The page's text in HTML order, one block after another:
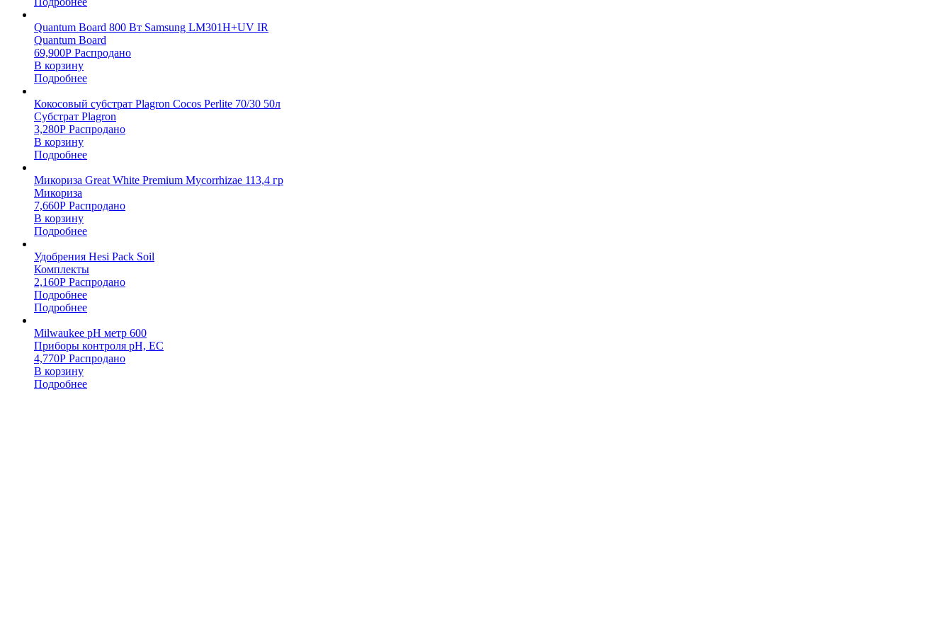
Quantum Board 800 Вт Samsung LM301H+UV IR
Quantum Board
69,900Р Распродано
В корзину
Подробнее
Кокосовый субстрат Plagron Cocos Perlite 70/30 50л
Субстрат Plagron
3,280Р Распродано
В корзину
Подробнее
Микориза Great White Premium Mycorrhizae 113,4 гр
Микориза
7,660Р Распродано
В корзину
Подробнее
Удобрения Hesi Pack Soil
Комплекты
2,160Р Распродано
Подробнее
Подробнее
Milwaukee pH метр 600
Приборы контроля pH, EC
4,770Р Распродано
В корзину
Подробнее